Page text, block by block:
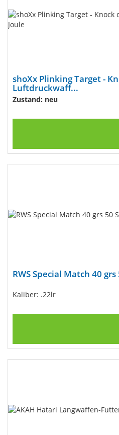
shoXx Plinking Target -
Luftdruckwaff...
Zustand: neu
RWS Special Match 40
Kaliber: .22lr